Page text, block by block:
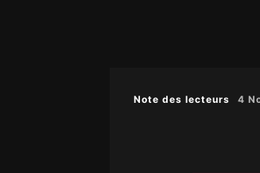
Note des lecteurs 4